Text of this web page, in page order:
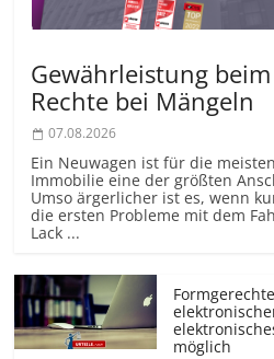
Gewährleistung
Rechte bei Mängeln
07.08.2026
Ein Neuwagen ist für die
Immobilie eine der größten
Umso ärgerlicher ist es, wenn
die ersten Probleme mit dem
Lack ...
möglich